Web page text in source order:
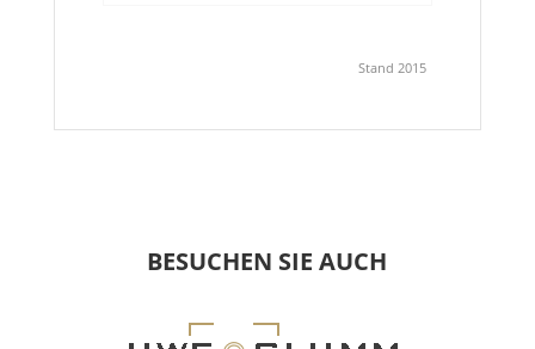
Stand 2015
BESUCHEN SIE AUCH